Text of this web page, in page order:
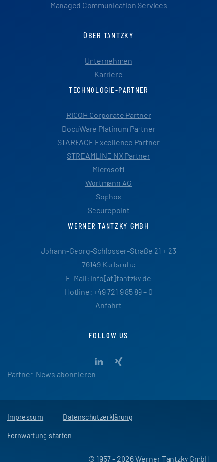
Managed Communication Services
ÜBER TANTZKY
Unternehmen
Karriere
TECHNOLOGIE-PARTNER
RICOH Corporate Partner
DocuWare Platinum Partner
STARFACE Excellence Partner
STREAMLINE NX Partner
Microsoft
Wortmann AG
Sophos
Securepoint
WERNER TANTZKY GMBH
Johann-Georg-Schlosser-Straße 21 + 23
76149 Karlsruhe
E-Mail: info[at]tantzky.de
Hotline: +49 721 9 85 89 – 0
Anfahrt
FOLLOW US
Partner-News abonnieren
Impressum
Datenschutzerklärung
Fernwartung starten
© 1957 - 2026 Werner Tantzky GmbH